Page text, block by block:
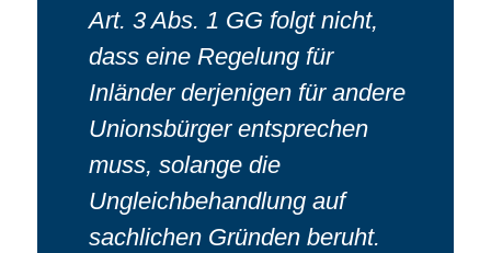
Art. 3 Abs. 1 GG folgt nicht,
dass eine Regelung für
Inländer derjenigen für andere
Unionsbürger entsprechen
muss, solange die
Ungleichbehandlung auf
sachlichen Gründen beruht.